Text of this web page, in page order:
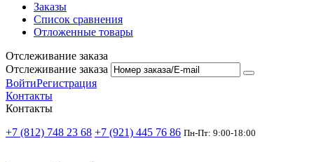
Заказы
Список сравнения
Отложенные товары
Отслеживание заказа
Отслеживание заказа
ВойтиРегистрация
Контакты
Контакты
+7 (812) 748 23 68 +7 (921) 445 76 86 Пн-Пт: 9:00-18:00